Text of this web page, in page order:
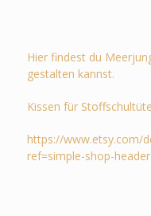
Hier findest du
gestalten kannst.
Kissen für Stoffschultüte
https://www.etsy.com/
ref=simple-shop-